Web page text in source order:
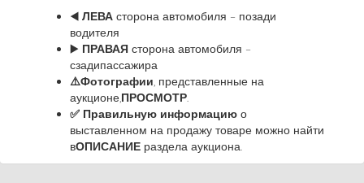
◀️ ЛЕВА сторона автомобиля – позади
водителя
▶️ ПРАВАЯ сторона автомобиля –
сзадипассажира
⚠️Фотографии, представленные на
аукционе,ПРОСМОТР.
✅ Правильную информацию о
выставленном на продажу товаре можно найти
вОПИСАНИЕ раздела аукциона.